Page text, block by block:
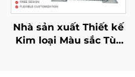
Nhà sản xuất Thiết kế
Kim loại Màu sắc Tùy